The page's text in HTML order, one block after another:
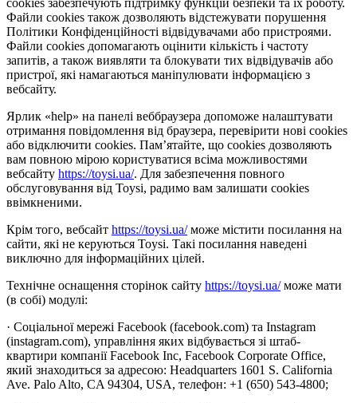
Файли cookies також дозволяють відстежувати порушення
Політики Конфіденційності відвідувачами або пристроями.
Файли cookies допомагають оцінити кількість і частоту
запитів, а також виявляти та блокувати тих відвідувачів або
пристрої, які намагаються маніпулювати інформацією з
вебсайту.
Ярлик «help» на панелі веббраузера допоможе налаштувати
отримання повідомлення від браузера, перевірити нові cookies
або відключити cookies. Пам’ятайте, що cookies дозволяють
вам повною мірою користуватися всіма можливостями
вебсайту https://toysi.ua/. Для забезпечення повного
обслуговування від Toysi, радимо вам залишати cookies
ввімкненими.
Крім того, вебсайт https://toysi.ua/може містити посилання на
сайти, які не керуються Toysi. Такі посилання наведені
виключно для інформаційних цілей.
Технічне оснащення сторінок сайту https://toysi.ua/може мати
(в собі) модулі:
· Соціальної мережі Facebook (facebook.com) та Instagram
(instagram.com), управління яких відбувається зі штаб-
квартири компанії Facebook Inc, Facebook Corporate Office,
який знаходиться за адресою: Headquarters 1601 S. California
Ave. Palo Alto, CA 94304, USA, телефон: +1 (650) 543-4800;